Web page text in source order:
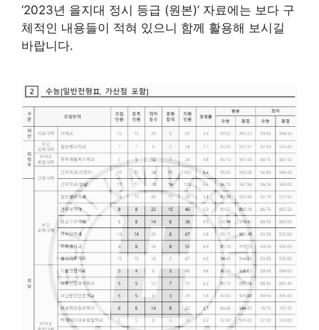
‘2023년 을지대 정시 등급 (원본)’ 자료에는 보다 구
체적인 내용들이 적혀 있으니 함께 활용해 보시길
바랍니다.